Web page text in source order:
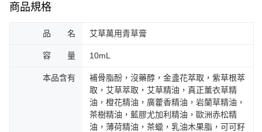
商品規格
品 名 艾草萬用青草膏
容 量 10mL
本品含有
補骨脂酚，沒藥醇，金盞花萃取，紫草根萃
取，艾草萃取，艾草精油，真正薰衣草精
油，橙花精油，廣藿香精油，岩蘭草精油，
茶樹精油，藍膠尤加利精油，歐洲赤松精
油，薄荷精油，茶蠟，乳油木果脂，可可籽